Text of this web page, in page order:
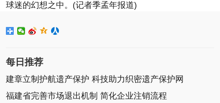
球迷的幻想之中。(记者季孟年报道)
每日推荐
建章立制护航遗产保护 科技助力织密遗产保护网
福建省完善市场退出机制 简化企业注销流程